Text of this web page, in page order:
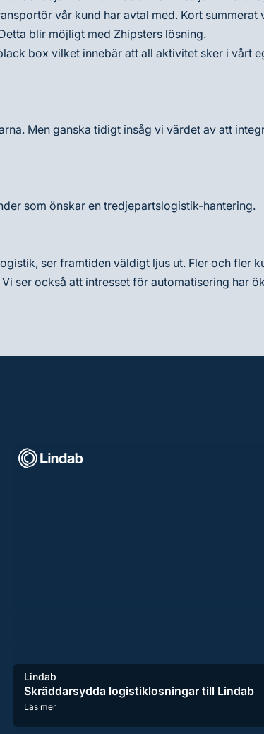
vår kund har avtal med. Kort
blir möjligt med Zhipsters lösning.
box vilket innebär att all aktivitet sker i vårt
Men ganska tidigt insåg vi värdet av att
som önskar en tredjepartslogistik-hantering.
ser framtiden väldigt ljus ut. Fler och fler
ser också att intresset för automatisering har
Lindab
Skräddarsydda logistiklosningar till Lindab
Läs mer